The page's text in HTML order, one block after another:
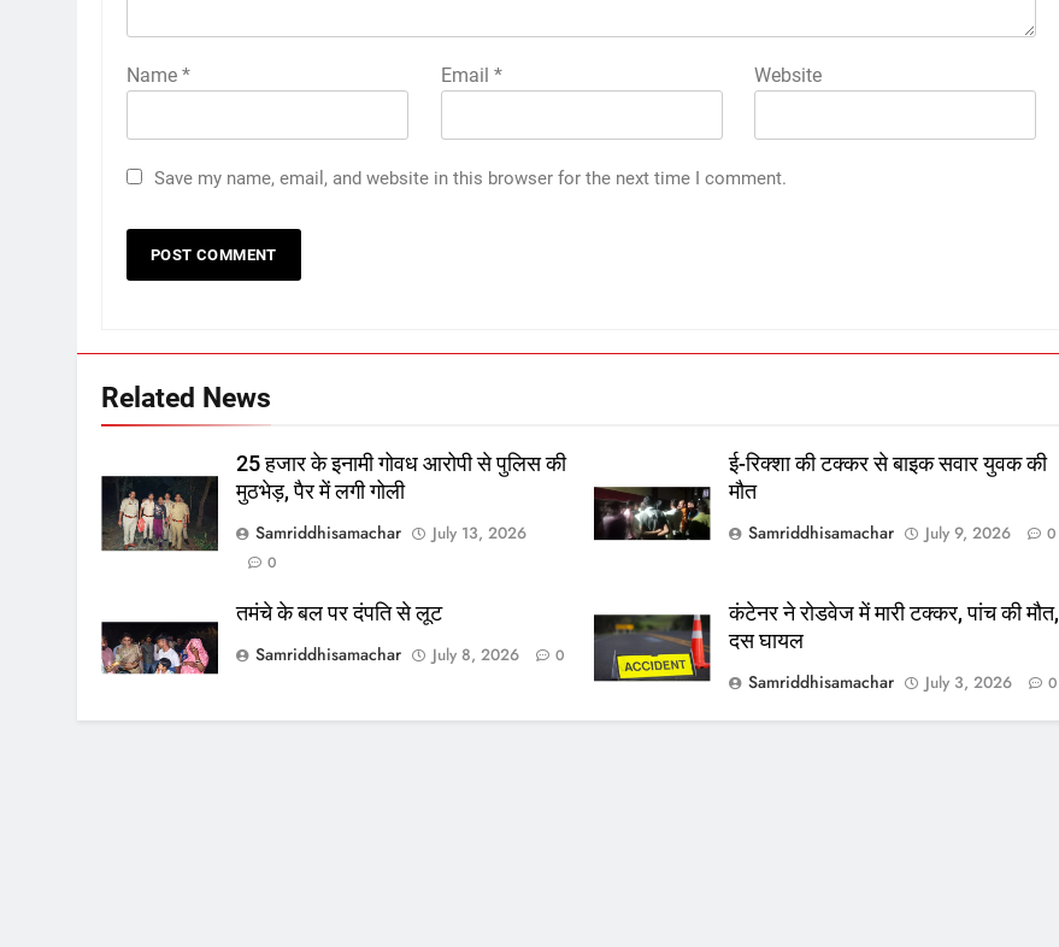
Name * Email * Website
Save my name, email, and website in this browser for the next time I comment.
Related News
25 हजार के इनामी गोवध आरोपी से पुलिस की
मुठभेड़, पैर में लगी गोली
Samriddhisamachar
July 13, 2026
0
ई-रिक्शा की टक्कर से बाइक सवार युवक की
मौत
Samriddhisamachar
July 9, 2026 0
तमंचे के बल पर दंपति से लूट
Samriddhisamachar
July 8, 2026 0
कंटेनर ने रोडवेज में मारी टक्कर, पांच की मौत,
दस घायल
Samriddhisamachar
July 3, 2026 0